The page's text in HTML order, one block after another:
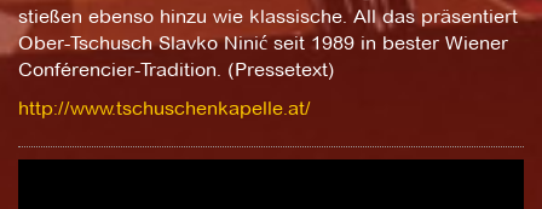
stießen ebenso hinzu wie klassische. All das präsentiert
Ober-Tschusch Slavko Ninić seit 1989 in bester Wiener
Conférencier-Tradition. (Pressetext)
http://www.tschuschenkapelle.at/